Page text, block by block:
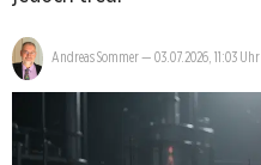
Andreas Sommer— 03.07.2026, 11:03 Uhr